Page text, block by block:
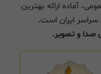
آماده ارائه بهترین
سراسر ایران است.
صدا و تصویر.